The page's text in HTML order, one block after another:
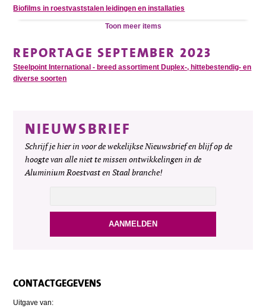
Biofilms in roestvaststalen leidingen en installaties
Toon meer items
REPORTAGE SEPTEMBER 2023
Steelpoint International - breed assortiment Duplex-, hittebestendig- en
diverse soorten
NIEUWSBRIEF
Schrijf je hier in voor de wekelijkse Nieuwsbrief en blijf op de
hoogte van alle niet te missen ontwikkelingen in de
Aluminium Roestvast en Staal branche!
CONTACTGEGEVENS
Uitgave van: